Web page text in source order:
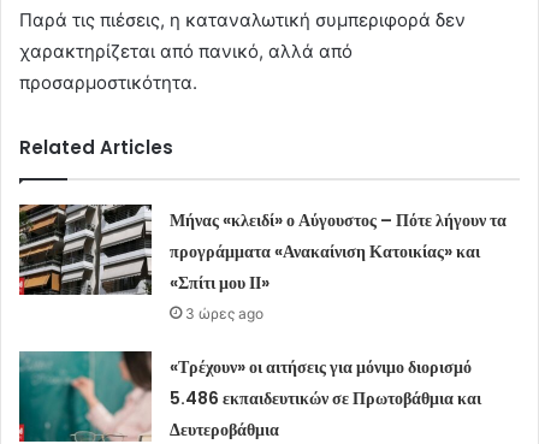
Παρά τις πιέσεις, η καταναλωτική συμπεριφορά δεν
χαρακτηρίζεται από πανικό, αλλά από
προσαρμοστικότητα.
Related Articles
Μήνας «κλειδί» ο Αύγουστος – Πότε λήγουν τα
προγράμματα «Ανακαίνιση Κατοικίας» και
«Σπίτι μου ΙΙ»
3 ώρες ago
«Τρέχουν» οι αιτήσεις για μόνιμο διορισμό
5.486 εκπαιδευτικών σε Πρωτοβάθμια και
Δευτεροβάθμια